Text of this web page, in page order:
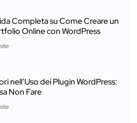
Completa su Come Creare un
Online con WordPress
nell’Uso dei Plugin WordPress:
Non Fare